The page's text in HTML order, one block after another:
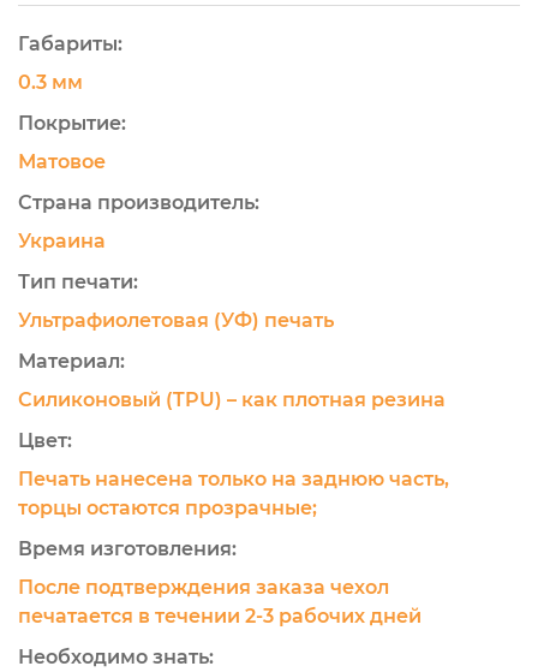
Габариты:
0.3 мм
Покрытие:
Матовое
Страна производитель:
Украина
Тип печати:
Ультрафиолетовая (УФ) печать
Материал:
Силиконовый (TPU) – как плотная резина
Цвет:
Печать нанесена только на заднюю часть,
торцы остаются прозрачные;
Время изготовления:
После подтверждения заказа чехол
печатается в течении 2-3 рабочих дней
Необходимо знать: